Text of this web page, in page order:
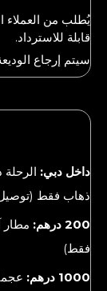
قابلة للاسترداد.
سيتم إرجاع الوديعة خلال 10 أيام عمل بعد
داخل دبي:
ذهاب فقط (توصيل أو
200 درهم:
مطار
فقط)
1000 درهم: